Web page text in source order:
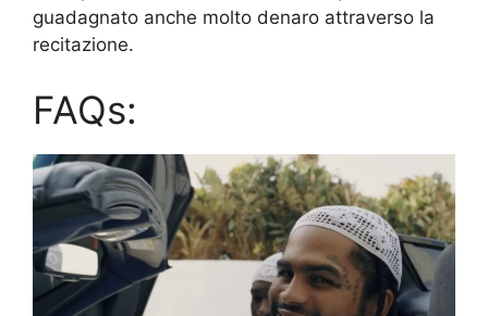
guadagnato anche molto denaro attraverso la
recitazione.
FAQs: